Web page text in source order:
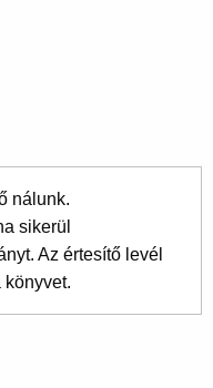
nálunk.
sikerül
Az értesítő levél
könyvet.